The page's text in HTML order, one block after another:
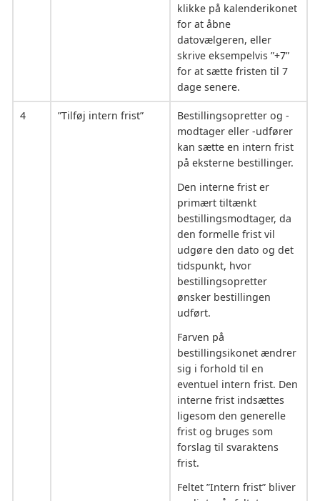
klikke på kalenderikonet
for at åbne
datovælgeren, eller
skrive eksempelvis ”+7”
for at sætte fristen til 7
dage senere.
4 ”Tilføj intern frist”
Bestillingsopretter og -
modtager eller -udfører
kan sætte en intern frist
på eksterne bestillinger.
Den interne frist er
primært tiltænkt
bestillingsmodtager, da
den formelle frist vil
udgøre den dato og det
tidspunkt, hvor
bestillingsopretter
ønsker bestillingen
udført.
Farven på
bestillingsikonet ændrer
sig i forhold til en
eventuel intern frist. Den
interne frist indsættes
ligesom den generelle
frist og bruges som
forslag til svaraktens
frist.
Feltet ”Intern frist” bliver